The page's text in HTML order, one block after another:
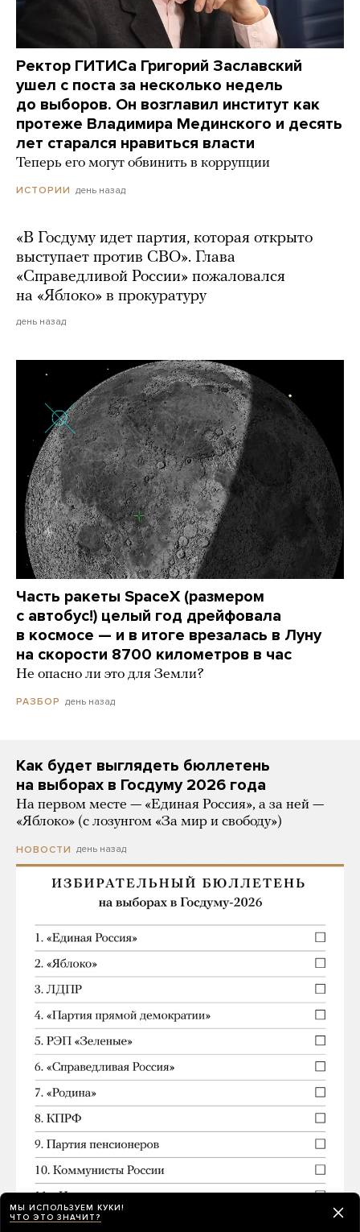
Ректор ГИТИСа Григорий Заславский
ушел с поста за несколько недель
до выборов. Он возглавил институт как
протеже Владимира Мединского и десять
лет старался нравиться власти
Теперь его могут обвинить в коррупции
ИСТОРИИ день назад
«В Госдуму идет партия, которая открыто
выступает против СВО». Глава
«Справедливой России» пожаловался
на «Яблоко» в прокуратуру
день назад
Часть ракеты SpaceX (размером
с автобус!) целый год дрейфовала
в космосе — и в итоге врезалась в Луну
на скорости 8700 километров в час
Не опасно ли это для Земли?
РАЗБОР день назад
Как будет выглядеть бюллетень
на выборах в Госдуму 2026 года
На первом месте — «Единая Россия», а за ней —
«Яблоко» (с лозунгом «За мир и свободу»)
НОВОСТИ день назад
МЫ ИСПОЛЬЗУЕМ КУКИ!
ЧТО ЭТО ЗНАЧИТ?